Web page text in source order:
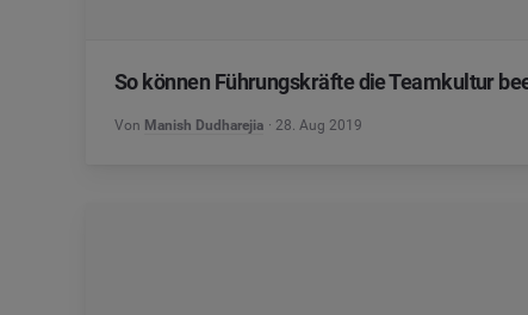
So können Führungskräfte die Teamkultur
Von Manish Dudharejia 28. Aug 2019